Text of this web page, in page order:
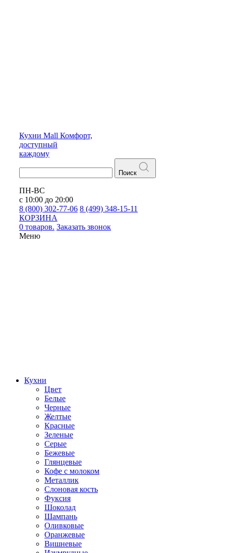
Кухни Mall Комфорт,
доступный
каждому
Поиск
ПН-ВС
с 10:00 до 20:00
8 (800) 302-77-06 8 (499) 348-15-11
КОРЗИНА
0 товаров. Заказать звонок
Меню
Кухни
Цвет
Белые
Черные
Желтые
Красные
Зеленые
Серые
Бежевые
Глянцевые
Кофе с молоком
Металлик
Слоновая кость
Фуксия
Шоколад
Шампань
Оливковые
Оранжевые
Вишневые